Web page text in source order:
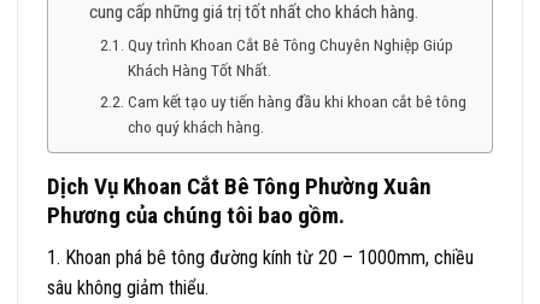
cung cấp những giá trị tốt nhất cho khách hàng.
Quy trình Khoan Cắt Bê Tông Chuyên Nghiệp Giúp
Khách Hàng Tốt Nhất.
Cam kết tạo uy tiến hàng đầu khi khoan cắt bê tông
cho quý khách hàng.
Dịch Vụ Khoan Cắt Bê Tông Phường Xuân
Phương của chúng tôi bao gồm.
1. Khoan phá bê tông đường kính từ 20 – 1000mm, chiều
sâu không giảm thiểu.